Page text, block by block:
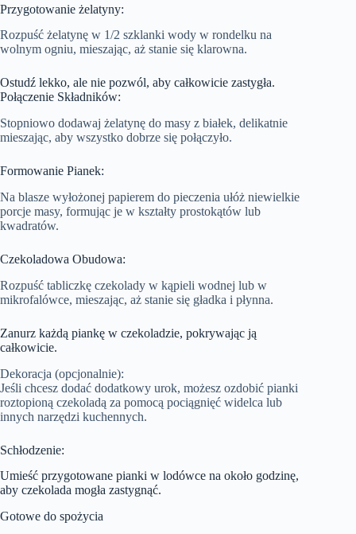
Przygotowanie żelatyny:
Rozpuść żelatynę w 1/2 szklanki wody w rondelku na
wolnym ogniu, mieszając, aż stanie się klarowna.
Ostudź lekko, ale nie pozwól, aby całkowicie zastygła.
Połączenie Składników:
Stopniowo dodawaj żelatynę do masy z białek, delikatnie
mieszając, aby wszystko dobrze się połączyło.
Formowanie Pianek:
Na blasze wyłożonej papierem do pieczenia ułóż niewielkie
porcje masy, formując je w kształty prostokątów lub
kwadratów.
Czekoladowa Obudowa:
Rozpuść tabliczkę czekolady w kąpieli wodnej lub w
mikrofalówce, mieszając, aż stanie się gładka i płynna.
Zanurz każdą piankę w czekoladzie, pokrywając ją
całkowicie.
Dekoracja (opcjonalnie):
Jeśli chcesz dodać dodatkowy urok, możesz ozdobić pianki
roztopioną czekoladą za pomocą pociągnięć widelca lub
innych narzędzi kuchennych.
Schłodzenie:
Umieść przygotowane pianki w lodówce na około godzinę,
aby czekolada mogła zastygnąć.
Gotowe do spożycia